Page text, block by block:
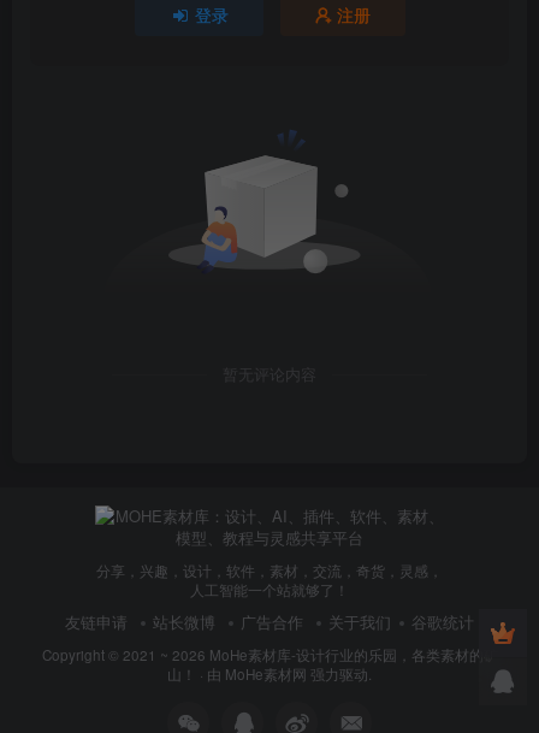
登录 注册
暂无评论内容
分享，兴趣，设计，软件，素材，交流，奇货，灵感，
人工智能一个站就够了！
友链申请 站长微博 广告合作 关于我们 谷歌统计
Copyright © 2021 ~ 2026 MoHe素材库-设计行业的乐园，各类素材的矿
山！ · 由 MoHe素材网 强力驱动.